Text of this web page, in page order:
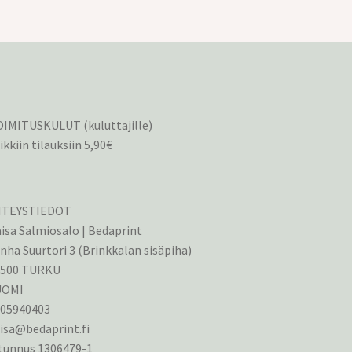
(kuluttajille)
tilauksiin 5,90€
Salmiosalo | Bedaprint
Suurtori 3 (Brinkkalan sisäpiha)
TURKU
1306479-1